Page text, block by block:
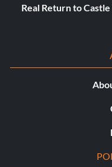
Real Return to